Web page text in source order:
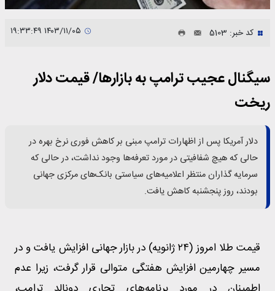
کد خبر: 5103
سیگنال عجیب ترامپ به بازارها/ قیمت دلار
ریخت
دلار آمریکا پس از اظهارات ترامپ مبنی بر کاهش فوری نرخ بهره در
حالی که هیچ شفافیتی در مورد تعرفه‌ها وجود نداشت، در حالی که
سرمایه گذاران منتظر اعلامیه‌های سیاستی بانک‌های مرکزی جهانی
بودند، روز پنجشنبه کاهش یافت.
قیمت طلا امروز (۲۴ ژانویه) در بازار جهانی افزایش یافت و در
مسیر چهارمین افزایش هفتگی متوالی قرار گرفت، زیرا عدم